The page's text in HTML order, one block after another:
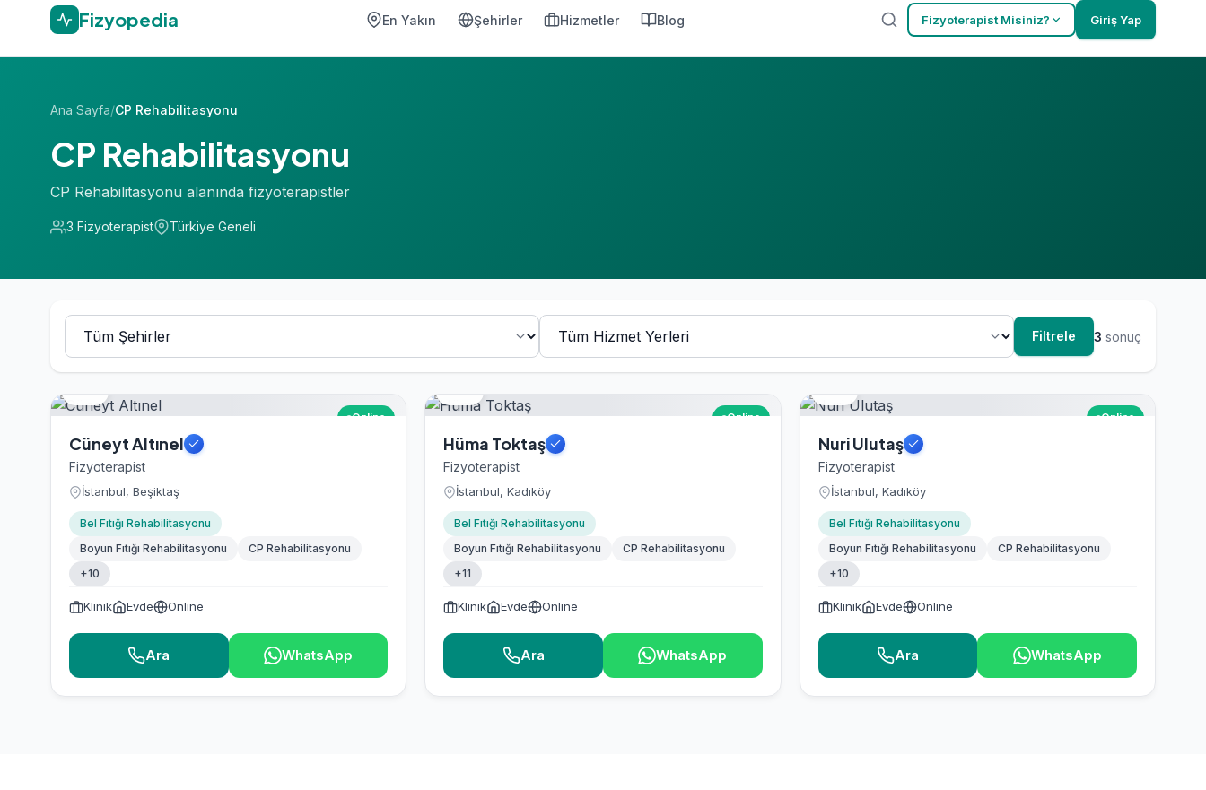
Fizyopedia En Yakın Şehirler Hizmetler Blog Fizyoterapist Misiniz? Giriş Yap
Ana Sayfa/CP Rehabilitasyonu
CP Rehabilitasyonu
CP Rehabilitasyonu alanında fizyoterapistler
3 Fizyoterapist Türkiye Geneli
Filtrele 3 sonuç
Online
Cüneyt Altınel
Fizyoterapist
İstanbul, Beşiktaş
Bel Fıtığı Rehabilitasyonu
Boyun Fıtığı Rehabilitasyonu
CP Rehabilitasyonu
+10
Klinik Evde Online
Ara WhatsApp
Online
Hüma Toktaş
Fizyoterapist
İstanbul, Kadıköy
Bel Fıtığı Rehabilitasyonu
Boyun Fıtığı Rehabilitasyonu
CP Rehabilitasyonu
+11
Klinik Evde Online
Ara WhatsApp
Online
Nuri Ulutaş
Fizyoterapist
İstanbul, Kadıköy
Bel Fıtığı Rehabilitasyonu
Boyun Fıtığı Rehabilitasyonu
CP Rehabilitasyonu
+10
Klinik Evde Online
Ara WhatsApp